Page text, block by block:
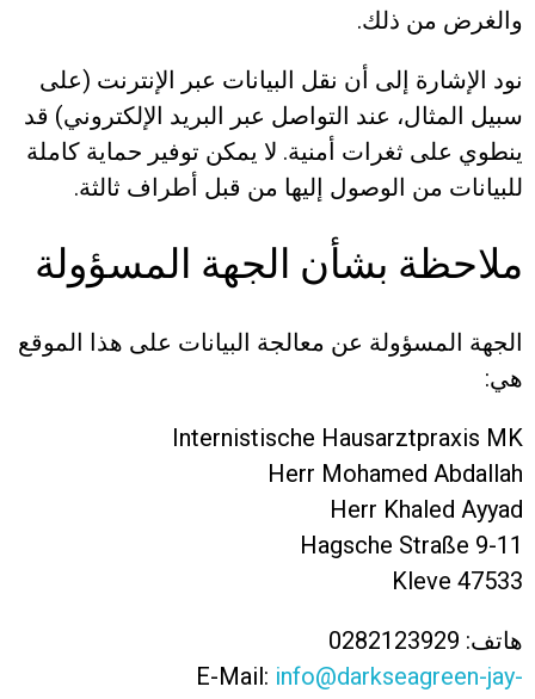
والغرض من ذلك.
نود الإشارة إلى أن نقل البيانات عبر الإنترنت (على
سبيل المثال، عند التواصل عبر البريد الإلكتروني) قد
ينطوي على ثغرات أمنية. لا يمكن توفير حماية كاملة
للبيانات من الوصول إليها من قبل أطراف ثالثة.
ملاحظة بشأن الجهة المسؤولة
الجهة المسؤولة عن معالجة البيانات على هذا الموقع
هي:
Internistische Hausarztpraxis MK
Herr Mohamed Abdallah
Herr Khaled Ayyad
Hagsche Straße 9-11
47533 Kleve
هاتف: 0282123929
E-Mail: info@darkseagreen-jay-